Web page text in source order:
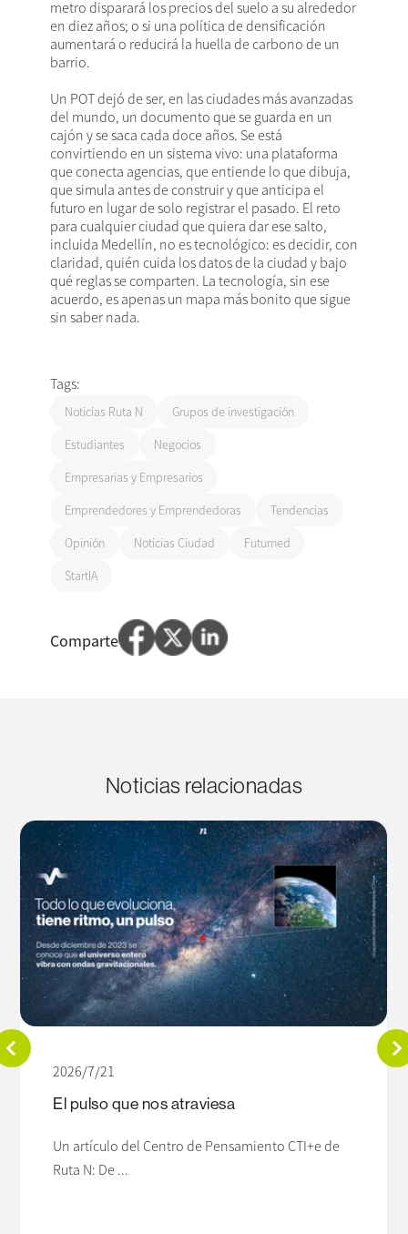
metro disparará los precios del suelo a su alrededor
en diez años; o si una política de densificación
aumentará o reducirá la huella de carbono de un
barrio.
Un POT dejó de ser, en las ciudades más avanzadas
del mundo, un documento que se guarda en un
cajón y se saca cada doce años. Se está
convirtiendo en un sistema vivo: una plataforma
que conecta agencias, que entiende lo que dibuja,
que simula antes de construir y que anticipa el
futuro en lugar de solo registrar el pasado. El reto
para cualquier ciudad que quiera dar ese salto,
incluida Medellín, no es tecnológico: es decidir, con
claridad, quién cuida los datos de la ciudad y bajo
qué reglas se comparten. La tecnología, sin ese
acuerdo, es apenas un mapa más bonito que sigue
sin saber nada.
Tags:
Noticias Ruta N
Grupos de investigación
Estudiantes
Negocios
Empresarias y Empresarios
Emprendedores y Emprendedoras
Tendencias
Opinión
Noticias Ciudad
Futumed
StartIA
Comparte
Noticias relacionadas
2026/7/21
El pulso que nos atraviesa
Un artículo del Centro de Pensamiento CTI+e de
Ruta N: De ...